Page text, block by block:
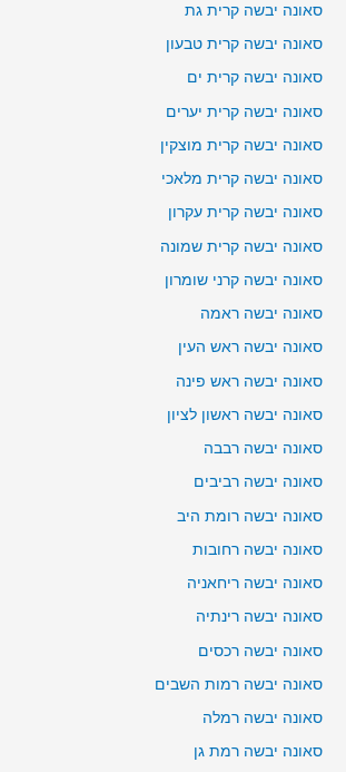
סאונה יבשה קרית גת
סאונה יבשה קרית טבעון
סאונה יבשה קרית ים
סאונה יבשה קרית יערים
סאונה יבשה קרית מוצקין
סאונה יבשה קרית מלאכי
סאונה יבשה קרית עקרון
סאונה יבשה קרית שמונה
סאונה יבשה קרני שומרון
סאונה יבשה ראמה
סאונה יבשה ראש העין
סאונה יבשה ראש פינה
סאונה יבשה ראשון לציון
סאונה יבשה רבבה
סאונה יבשה רביבים
סאונה יבשה רומת היב
סאונה יבשה רחובות
סאונה יבשה ריחאניה
סאונה יבשה רינתיה
סאונה יבשה רכסים
סאונה יבשה רמות השבים
סאונה יבשה רמלה
סאונה יבשה רמת גן